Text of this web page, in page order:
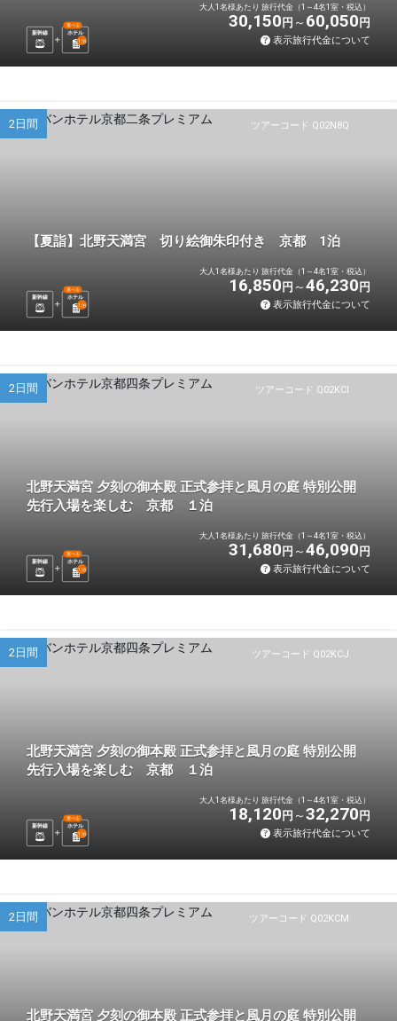
新幹線 ホテル
選べる
1 泊
大人1名様あたり 旅行代金（1～4名1室・税込）
30,150 円 60,050 円
表示旅行代金について
ツアーコード Q02N8Q
2日間
【夏詣】北野天満宮 切り絵御朱印付き 京都 1泊
新幹線 ホテル
選べる
1 泊
大人1名様あたり 旅行代金（1～4名1室・税込）
16,850 円 46,230 円
表示旅行代金について
ツアーコード Q02KCI
2日間
北野天満宮 夕刻の御本殿 正式参拝と風月の庭 特別公開
先行入場を楽しむ 京都 １泊
新幹線 ホテル
選べる
1 泊
大人1名様あたり 旅行代金（1～4名1室・税込）
31,680 円 46,090 円
表示旅行代金について
ツアーコード Q02KCJ
2日間
北野天満宮 夕刻の御本殿 正式参拝と風月の庭 特別公開
先行入場を楽しむ 京都 １泊
新幹線 ホテル
選べる
1 泊
大人1名様あたり 旅行代金（1～4名1室・税込）
18,120 円 32,270 円
表示旅行代金について
ツアーコード Q02KCM
2日間
北野天満宮 夕刻の御本殿 正式参拝と風月の庭 特別公開